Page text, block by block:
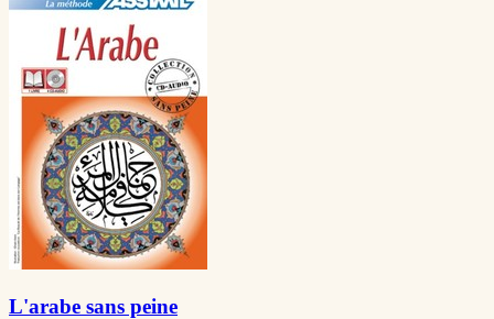
L'arabe sans peine